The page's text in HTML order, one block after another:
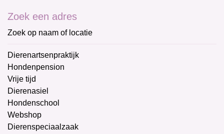
Zoek een adres
Zoek op naam of locatie
Dierenartsenpraktijk
Hondenpension
Vrije tijd
Dierenasiel
Hondenschool
Webshop
Dierenspeciaalzaak